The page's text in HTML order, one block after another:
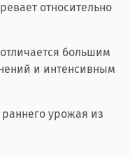
относительно
большим
и интенсивным
урожая из